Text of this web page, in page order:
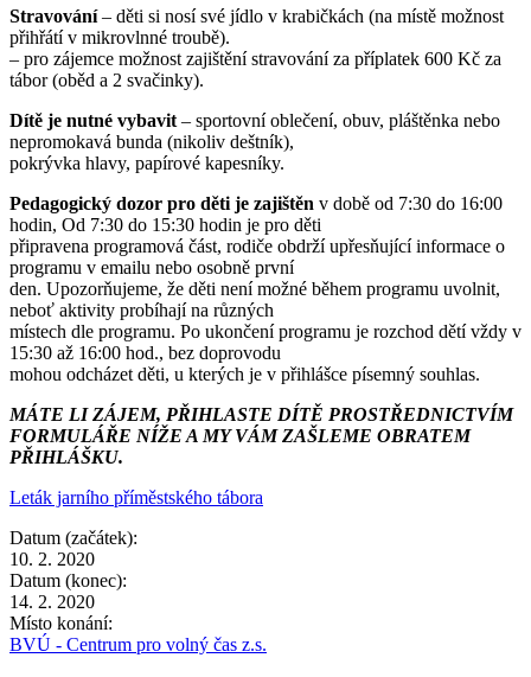
Stravování– děti si nosí své jídlo v krabičkách (na místě možnost
přihřátí v mikrovlnné troubě).
– pro zájemce možnost zajištění stravování za příplatek 600 Kč za
tábor (oběd a 2 svačinky).
Dítě je nutné vybavit – sportovní oblečení, obuv, pláštěnka nebo
nepromokavá bunda (nikoliv deštník),
pokrývka hlavy, papírové kapesníky.
Pedagogický dozor pro děti je zajištěn v době od 7:30 do 16:00
hodin, Od 7:30 do 15:30 hodin je pro děti
připravena programová část, rodiče obdrží upřesňující informace o
programu v emailu nebo osobně první
den. Upozorňujeme, že děti není možné během programu uvolnit,
neboť aktivity probíhají na různých
místech dle programu. Po ukončení programu je rozchod dětí vždy v
15:30 až 16:00 hod., bez doprovodu
mohou odcházet děti, u kterých je v přihlášce písemný souhlas.
MÁTE LI ZÁJEM, PŘIHLASTE DÍTĚ PROSTŘEDNICTVÍM
FORMULÁŘE NÍŽE A MY VÁM ZAŠLEME OBRATEM
PŘIHLÁŠKU.
Leták jarního příměstského tábora
Datum (začátek):
10. 2. 2020
Datum (konec):
14. 2. 2020
Místo konání:
BVÚ - Centrum pro volný čas z.s.